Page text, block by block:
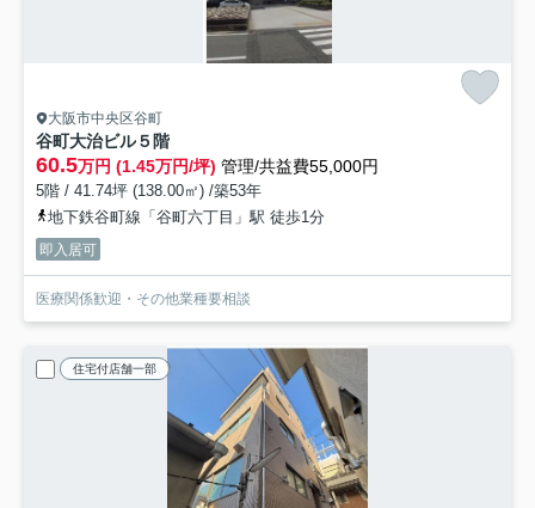
大阪市中央区谷町
谷町大治ビル５階
60.5万円 (1.45万円/坪) 管理/共益費55,000円
5階 / 41.74坪 (138.00㎡) /築53年
地下鉄谷町線「谷町六丁目」駅 徒歩1分
即入居可
医療関係歓迎・その他業種要相談
住宅付店舗一部